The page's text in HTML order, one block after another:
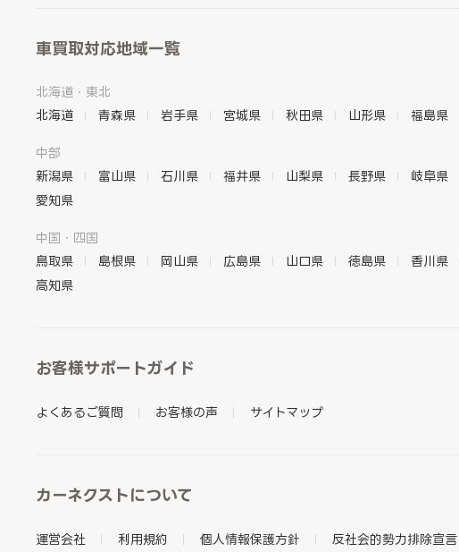
車買取対応地域一覧
北海道・東北
北海道
青森県 岩手県 宮城県 秋田県 山形県 福島県
中部
新潟県
富山県 石川県 福井県 山梨県 長野県 岐阜県
愛知県
中国・四国
鳥取県
島根県 岡山県 広島県 山口県 徳島県 香川県
高知県
お客様サポートガイド
よくあるご質問 お客様の声 サイトマップ
カーネクストについて
運営会社 利用規約 個人情報保護方針 反社会的勢力排除宣言